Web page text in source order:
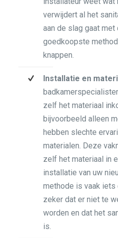
verwijdert al het
aan de slag gaat
goedkoopste
knappen.
Installatie en
zelf het materiaal
bijvoorbeeld alleen
hebben slechte
materialen. Deze
zelf het materiaal in
installatie van uw
methode is vaak iets
zeker dat er niet te
worden en dat het
is.